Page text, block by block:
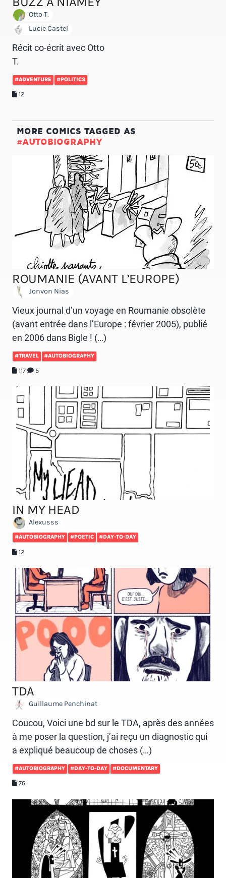
Otto T.
Lucie Castel
Récit co-écrit avec Otto
T.
#ADVENTURE #POLITICS
12
MORE COMICS TAGGED AS
#AUTOBIOGRAPHY
ROUMANIE (AVANT L’EUROPE)
Jonvon Nias
Vieux journal d’un voyage en Roumanie obsolète
(avant entrée dans l’Europe : février 2005), publié
en 2006 dans Bigle ! (…)
#TRAVEL #AUTOBIOGRAPHY
117 5
IN MY HEAD
Alexusss
#AUTOBIOGRAPHY #POETIC #DAY-TO-DAY
12
TDA
Guillaume Penchinat
Coucou, Voici une bd sur le TDA, après des années
à me poser la question, j’ai reçu un diagnostic qui
a expliqué beaucoup de choses (…)
#AUTOBIOGRAPHY #DAY-TO-DAY #DOCUMENTARY
76